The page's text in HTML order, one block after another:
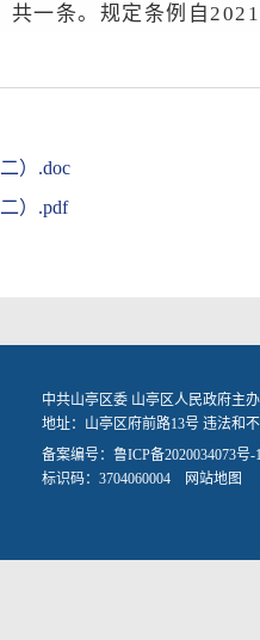
共一条。规定条例自
）.doc
）.pdf
中共山亭区委 山亭区人民政府主
地址：山亭区府前路13号 违法和
备案编号： 鲁ICP备2020034073号-
标识码：3704060004 网站地图